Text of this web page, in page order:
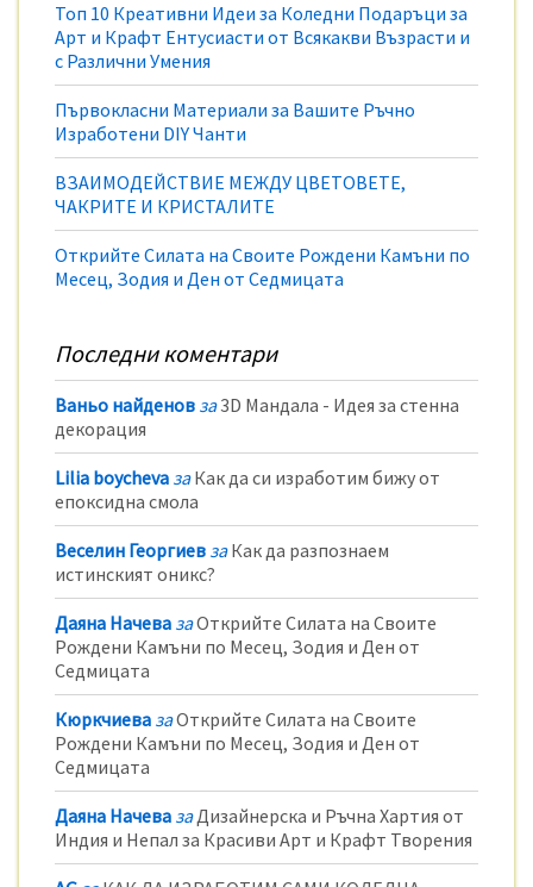
Топ 10 Креативни Идеи за Коледни Подаръци за
Арт и Крафт Ентусиасти от Всякакви Възрасти и
с Различни Умения
Първокласни Материали за Вашите Ръчно
Изработени DIY Чанти
ВЗАИМОДЕЙСТВИЕ МЕЖДУ ЦВЕТОВЕТЕ,
ЧАКРИТЕ И КРИСТАЛИТЕ
Открийте Силата на Своите Рождени Камъни по
Месец, Зодия и Ден от Седмицата
Последни коментари
Ваньо найденов за3D Мандала - Идея за стенна
декорация
Lilia boycheva за Как да си изработим бижу от
епоксидна смола
Веселин Георгиев за Как да разпознаем
истинският оникс?
Даяна Начева заОткрийте Силата на Своите
Рождени Камъни по Месец, Зодия и Ден от
Седмицата
Кюркчиева заОткрийте Силата на Своите
Рождени Камъни по Месец, Зодия и Ден от
Седмицата
Даяна Начева заДизайнерска и Ръчна Хартия от
Индия и Непал за Красиви Арт и Крафт Творения